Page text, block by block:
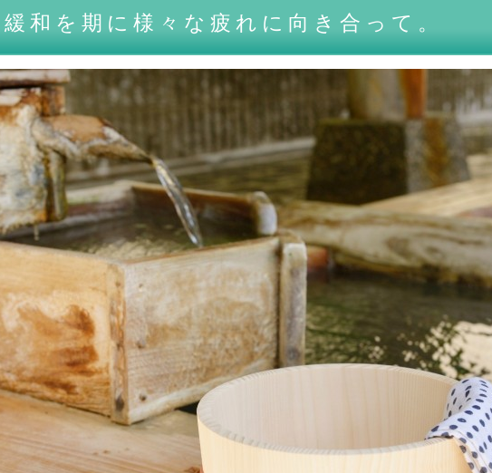
和を期に様々な疲れに向き合って。